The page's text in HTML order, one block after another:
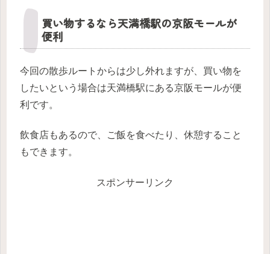
買い物するなら天満橋駅の京阪モールが
便利
今回の散歩ルートからは少し外れますが、買い物を
したいという場合は天満橋駅にある京阪モールが便
利です。
飲食店もあるので、ご飯を食べたり、休憩すること
もできます。
スポンサーリンク